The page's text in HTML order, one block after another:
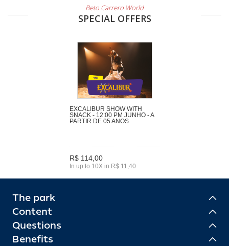
Beto Carrero World
SPECIAL OFFERS
EXCALIBUR SHOW WITH
SNACK - 12:00 PM JUNHO - A
PARTIR DE 05 ANOS
R$ 114,00
In up to 10X in R$ 11,40
The park
Content
Questions
Benefits